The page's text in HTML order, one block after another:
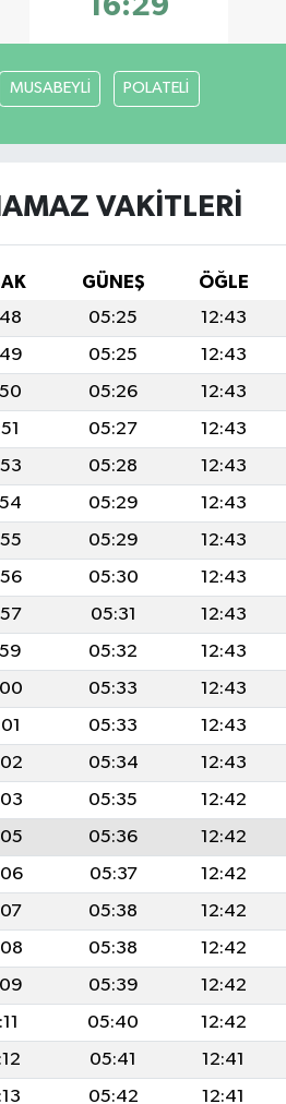
MUSABEYLİ POLATELİ
VAKITLERI
GÜNEŞ ÖĞLE
05:25 12:43
05:25 12:43
05:26 12:43
05:27 12:43
05:28 12:43
05:29 12:43
05:29 12:43
05:30 12:43
05:31 12:43
05:32 12:43
05:33 12:43
05:33 12:43
05:34 12:43
05:35 12:42
05:36 12:42
05:37 12:42
05:38 12:42
05:38 12:42
05:39 12:42
05:40 12:42
05:41 12:41
05:42 12:41